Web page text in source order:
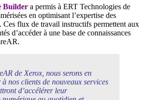
Builder a permis à ERT Technologies de
en optimisant l’expertise des
Ces flux de travail instructifs permettent aux
d’accéder à une base de connaissances
de Xerox, nous serons en
nos clients de nouveaux services
d’accélérer leur